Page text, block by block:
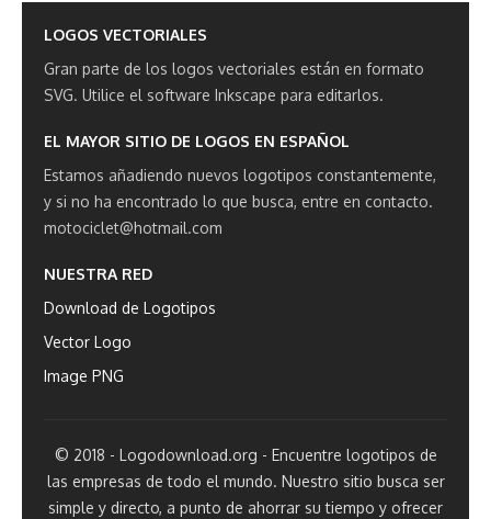
LOGOS VECTORIALES
Gran parte de los logos vectoriales están en formato
SVG. Utilice el software Inkscape para editarlos.
EL MAYOR SITIO DE LOGOS EN ESPAÑOL
Estamos añadiendo nuevos logotipos constantemente,
y si no ha encontrado lo que busca, entre en contacto.
motociclet@hotmail.com
NUESTRA RED
Download de Logotipos
Vector Logo
Image PNG
© 2018 - Logodownload.org - Encuentre logotipos de
las empresas de todo el mundo. Nuestro sitio busca ser
simple y directo, a punto de ahorrar su tiempo y ofrecer